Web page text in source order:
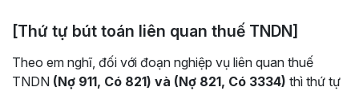
[Thứ tự bút toán liên quan thuế TNDN]
Theo em nghĩ, đối với đoạn nghiệp vụ liên quan thuế
TNDN (Nợ 911, Có 821) và (Nợ 821, Có 3334) thì thứ tự